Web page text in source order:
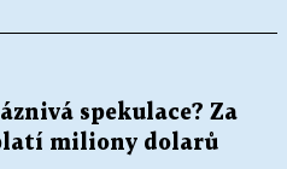
spekulace? Za
miliony dolarů